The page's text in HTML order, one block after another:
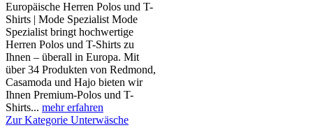
Europäische Herren Polos und T-
Shirts | Mode Spezialist Mode
Spezialist bringt hochwertige
Herren Polos und T-Shirts zu
Ihnen – überall in Europa. Mit
über 34 Produkten von Redmond,
Casamoda und Hajo bieten wir
Ihnen Premium-Polos und T-
Shirts... mehr erfahren
Zur Kategorie Unterwäsche